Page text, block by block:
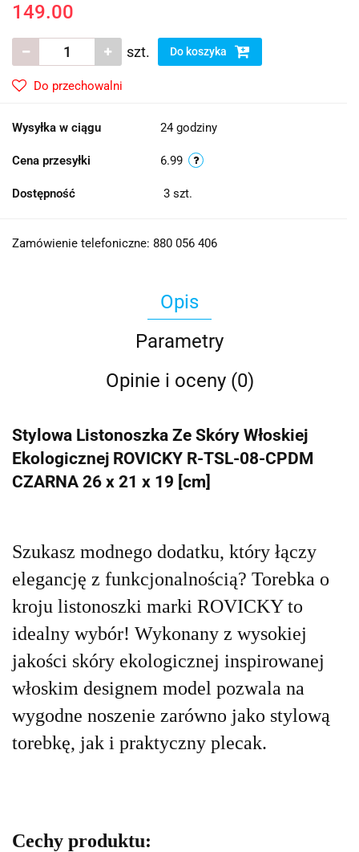
149.00
szt. Do koszyka
Do przechowalni
Wysyłka w ciągu 24 godziny
Cena przesyłki 6.99
Dostępność 3 szt.
Zamówienie telefoniczne: 880 056 406
Opis
Parametry
Opinie i oceny (0)
Stylowa Listonoszka Ze Skóry Włoskiej
Ekologicznej ROVICKY R-TSL-08-CPDM
CZARNA 26 x 21 x 19 [cm]
Szukasz modnego dodatku, który łączy
elegancję z funkcjonalnością? Torebka o
kroju listonoszki marki ROVICKY to
idealny wybór! Wykonany z wysokiej
jakości skóry ekologicznej inspirowanej
włoskim designem model pozwala na
wygodne noszenie zarówno jako stylową
torebkę, jak i praktyczny plecak.
Cechy produktu: